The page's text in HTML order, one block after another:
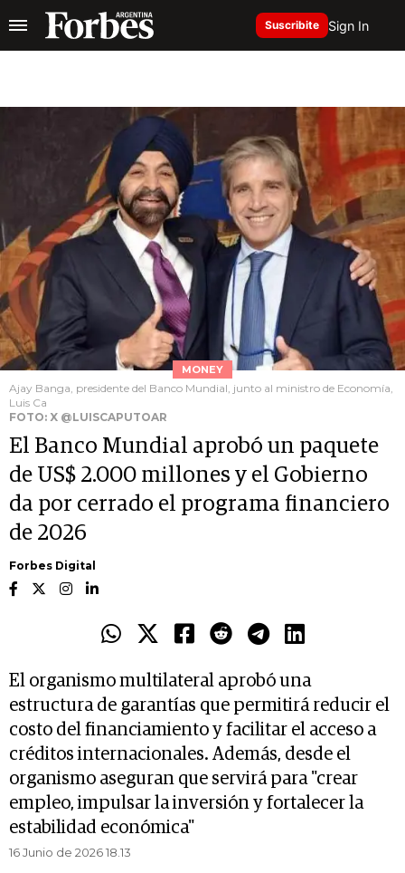
Suscribite Sign In
MONEY
Ajay Banga, presidente del Banco Mundial, junto al ministro de Economía,
Luis Ca
FOTO: X @LUISCAPUTOAR
El Banco Mundial aprobó un paquete
de US$ 2.000 millones y el Gobierno
da por cerrado el programa financiero
de 2026
Forbes Digital
El organismo multilateral aprobó una
estructura de garantías que permitirá reducir el
costo del financiamiento y facilitar el acceso a
créditos internacionales. Además, desde el
organismo aseguran que servirá para "crear
empleo, impulsar la inversión y fortalecer la
estabilidad económica"
16 Junio de 2026 18.13